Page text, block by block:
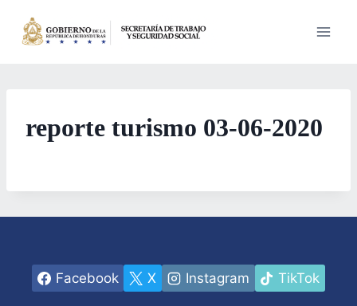
reporte turismo 03-06-2020
Facebook X Instagram TikTok